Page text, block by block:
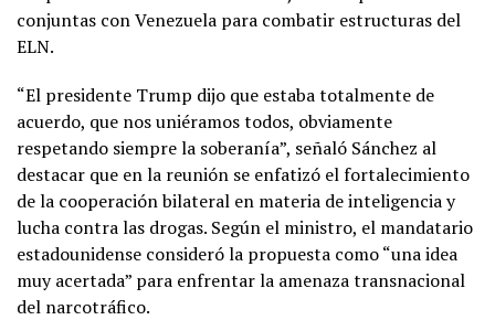
conjuntas con Venezuela para combatir estructuras del
ELN.
“El presidente Trump dijo que estaba totalmente de
acuerdo, que nos uniéramos todos, obviamente
respetando siempre la soberanía”, señaló Sánchez al
destacar que en la reunión se enfatizó el fortalecimiento
de la cooperación bilateral en materia de inteligencia y
lucha contra las drogas. Según el ministro, el mandatario
estadounidense consideró la propuesta como “una idea
muy acertada” para enfrentar la amenaza transnacional
del narcotráfico.